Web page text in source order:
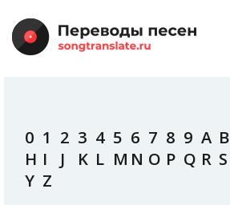
0 1 2 3 4 5 6 7 8 9 A B
H I J K L M N O P Q R S
Y Z